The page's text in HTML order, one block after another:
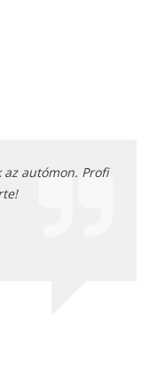
az autómon. Profi